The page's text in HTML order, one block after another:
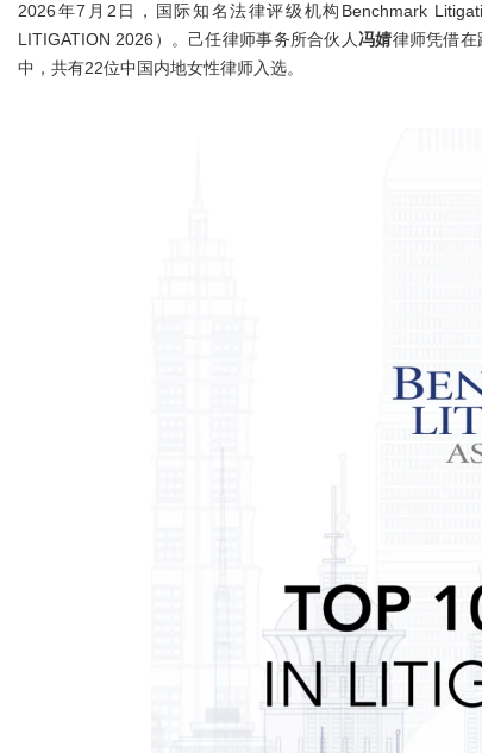
2026年7月2日，国际知名法律评级机构Benchmark
LITIGATION 2026）。己任律师事务所合伙人 冯婧律师凭借
中，共有22位中国内地女性律师入选。